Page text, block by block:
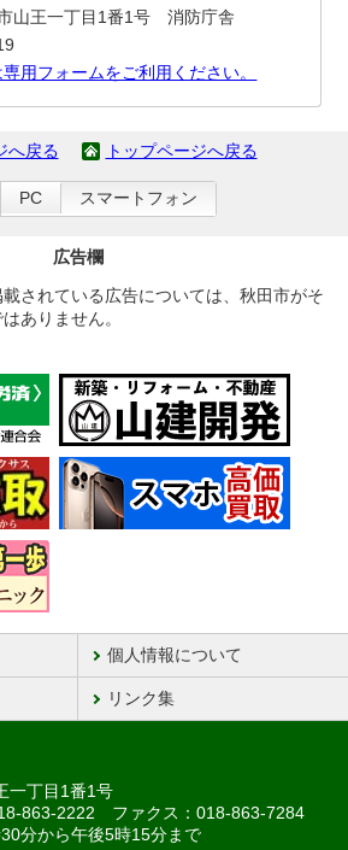
山王一丁目1番1号 消防庁舎
用フォームをご利用ください。
へ戻る トップページへ戻る
PC スマートフォン
広告欄
されている広告については、秋田市がそ
ありません。
個人情報について
リンク集
丁目1番1号
863-2222 ファクス：018-863-7284
分から午後5時15分まで